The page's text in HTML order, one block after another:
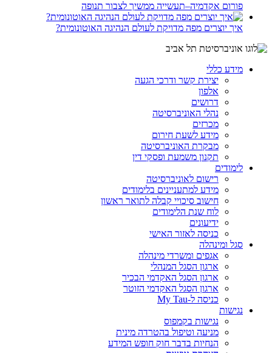
פורום אקדמיה–תעשייה ממשיך לצבור תנופה
איך יוצרים מפה מדויקת לעולם הנהיגה האוטונומית?
מידע כללי
יצירת קשר ודרכי הגעה
אלפון
דרושים
נהלי האוניברסיטה
מכרזים
מידע לשעת חירום
מבקרת האוניברסיטה
תקנון משמעת ופסקי דין
לימודים
רישום לאוניברסיטה
מידע למתעניינים בלימודים
חישוב סיכויי קבלה לתואר ראשון
לוח שנת הלימודים
ידיעונים
כניסה לאזור האישי
סגל ומינהלה
אגפים ומשרדי מינהלה
ארגון הסגל המנהלי
ארגון הסגל האקדמי הבכיר
ארגון הסגל האקדמי הזוטר
כניסה ל-My Tau
נגישות
נגישות בקמפוס
מניעה וטיפול בהטרדה מינית
הנחיות בדבר חוק חופש המידע